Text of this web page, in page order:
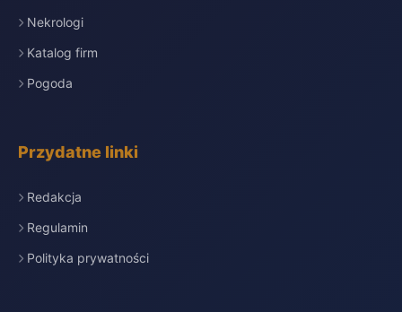
Nekrologi
Katalog firm
Pogoda
Przydatne linki
Redakcja
Regulamin
Polityka prywatności